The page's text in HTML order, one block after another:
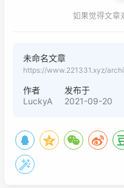
如果觉得文章
未命名文章
https://www.221331.xyz/
作者
LuckyA
发布于
2021-09-20